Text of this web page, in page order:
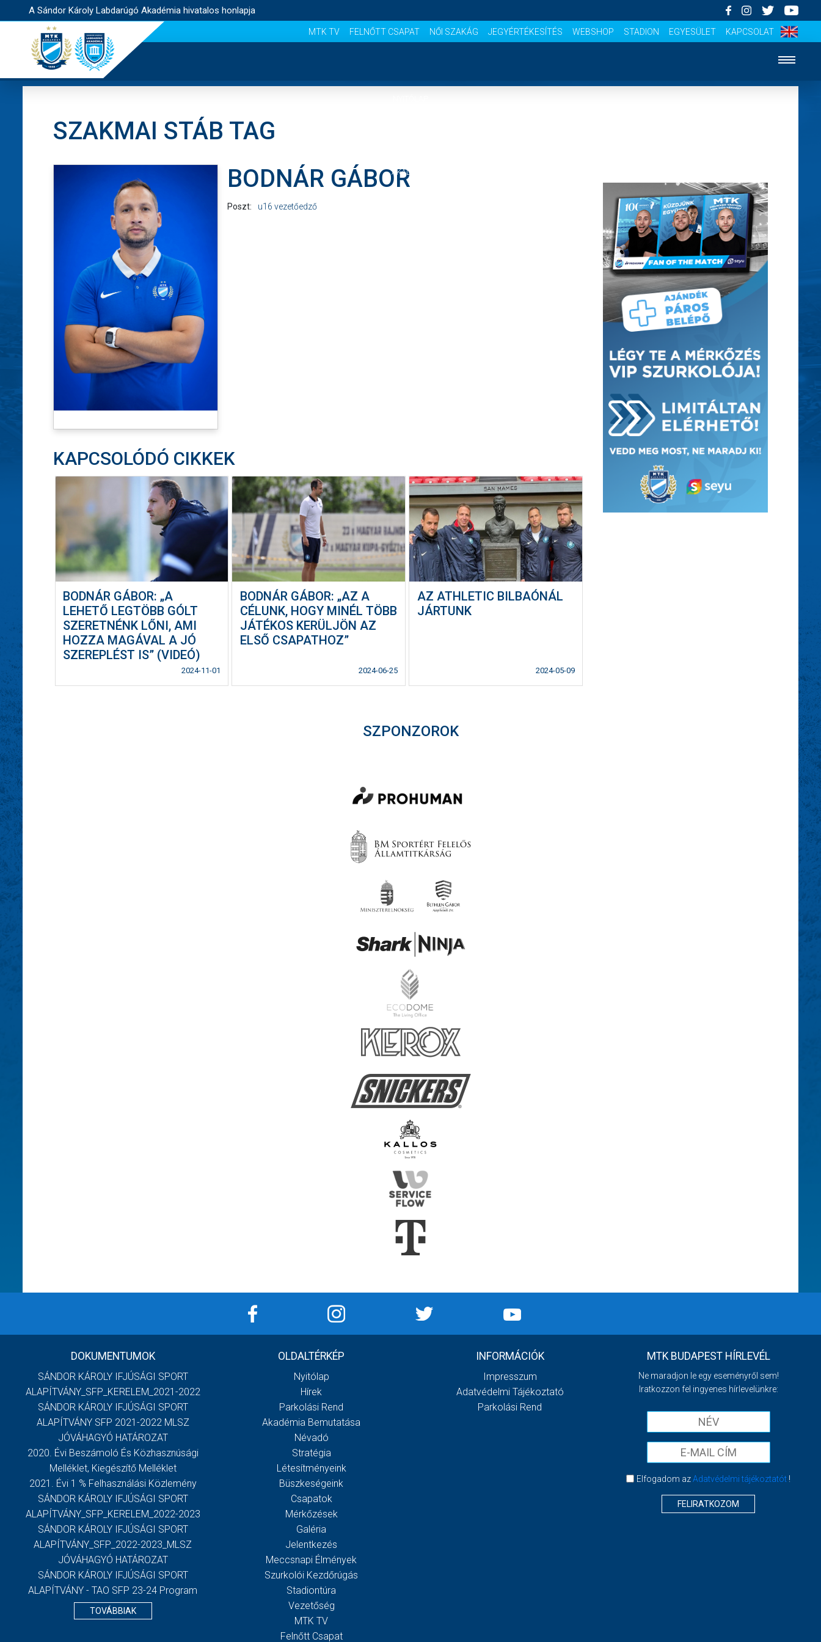
A Sándor Károly Labdarúgó Akadémia hivatalos honlapja
MTK TV FELNŐTT CSAPAT NŐI SZAKÁG JEGYÉRTÉKESÍTÉS WEBSHOP STADION EGYESÜLET KAPCSOLAT
AKADÉMIA
SZAKMAI STÁB TAG
BODNÁR GÁBOR
Poszt: u16 vezetőedző
KAPCSOLÓDÓ CIKKEK
BODNÁR GÁBOR: „A
LEHETŐ LEGTÖBB GÓLT
SZERETNÉNK LŐNI, AMI
HOZZA MAGÁVAL A JÓ
SZEREPLÉST IS” (VIDEÓ)
2024-11-01
BODNÁR GÁBOR: „AZ A
CÉLUNK, HOGY MINÉL TÖBB
JÁTÉKOS KERÜLJÖN AZ
ELSŐ CSAPATHOZ”
2024-06-25
AZ ATHLETIC BILBAÓNÁL
JÁRTUNK
2024-05-09
SZPONZOROK
DOKUMENTUMOK
SÁNDOR KÁROLY IFJÚSÁGI SPORT
ALAPÍTVÁNY_SFP_KERELEM_2021-2022
SÁNDOR KÁROLY IFJÚSÁGI SPORT
ALAPÍTVÁNY SFP 2021-2022 MLSZ
JÓVÁHAGYÓ HATÁROZAT
2020. Évi Beszámoló És Közhasznúsági
Melléklet, Kiegészítő Melléklet
2021. Évi 1 % Felhasználási Közlemény
SÁNDOR KÁROLY IFJÚSÁGI SPORT
ALAPÍTVÁNY_SFP_KERELEM_2022-2023
SÁNDOR KÁROLY IFJÚSÁGI SPORT
ALAPÍTVÁNY_SFP_2022-2023_MLSZ
JÓVÁHAGYÓ HATÁROZAT
SÁNDOR KÁROLY IFJÚSÁGI SPORT
ALAPÍTVÁNY - TAO SFP 23-24 Program
TOVÁBBIAK
OLDALTÉRKÉP
Nyitólap
Hírek
Parkolási Rend
Akadémia Bemutatása
Névadó
Stratégia
Létesítményeink
Büszkeségeink
Csapatok
Mérkőzések
Galéria
Jelentkezés
Meccsnapi Élmények
Szurkolói Kezdőrúgás
Stadiontúra
Vezetőség
MTK TV
Felnőtt Csapat
INFORMÁCIÓK
Impresszum
Adatvédelmi Tájékoztató
Parkolási Rend
MTK BUDAPEST HÍRLEVÉL
Ne maradjon le egy eseményről sem!
Iratkozzon fel ingyenes hírlevelünkre:
Elfogadom azAdatvédelmi tájékoztatót !
FELIRATKOZOM